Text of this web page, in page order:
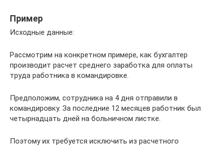
Пример
Исходные данные:
Рассмотрим на конкретном примере, как бухгалтер
производит расчет среднего заработка для оплаты
труда работника в командировке.
Предположим, сотрудника на 4 дня отправили в
командировку. За последние 12 месяцев работник был
четырнадцать дней на больничном листке.
Поэтому их требуется исключить из расчетного